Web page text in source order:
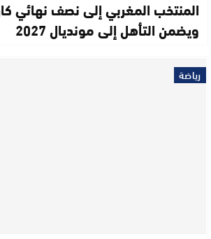
المنتخب المغربي إلى نصف نهائي
ويضمن التأهل إلى مونديال 2027
رياضة